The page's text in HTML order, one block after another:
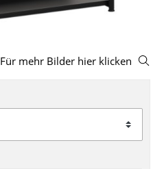
Für mehr Bilder hier klicken